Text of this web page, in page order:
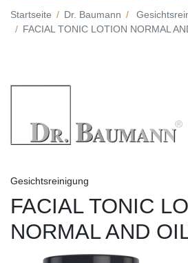
Startseite Dr. Baumann
FACIAL TONIC LOTION NORMAL
Gesichtsreinigung
FACIAL TONIC
NORMAL AND